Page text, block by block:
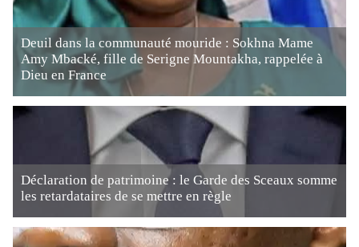
Deuil dans la communauté mouride : Sokhna Mame
Amy Mbacké, fille de Serigne Mountakha, rappelée à
Dieu en France
Déclaration de patrimoine : le Garde des Sceaux somme
les retardataires de se mettre en règle